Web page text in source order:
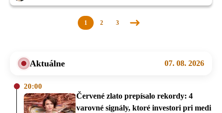
1 2 3
Nasledujúca
Aktuálne 07. 08. 2026
20:00
Červené zlato prepísalo rekordy: 4
varovné signály, ktoré investori pri medi